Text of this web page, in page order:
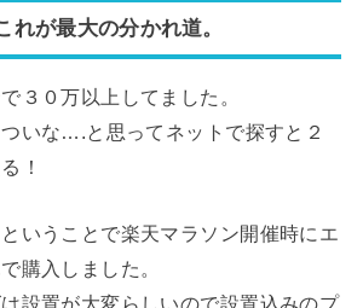
れが最大の分かれ道。
３０万以上してました。
いな….と思ってネットで探すと２
！
いうことで楽天マラソン開催時にエ
購入しました。
設置が大変らしいので設置込みのプ